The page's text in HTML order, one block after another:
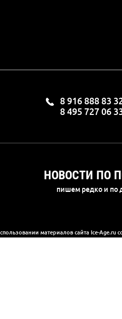
8 916 888 83
8 495 727 06
НОВОСТИ ПО
пишем редко и по
материалов сайта Ice-Age.ru